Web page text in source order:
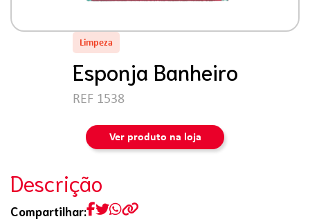
Limpeza
Esponja Banheiro
REF 1538
Ver produto na loja
Descrição
Compartilhar: